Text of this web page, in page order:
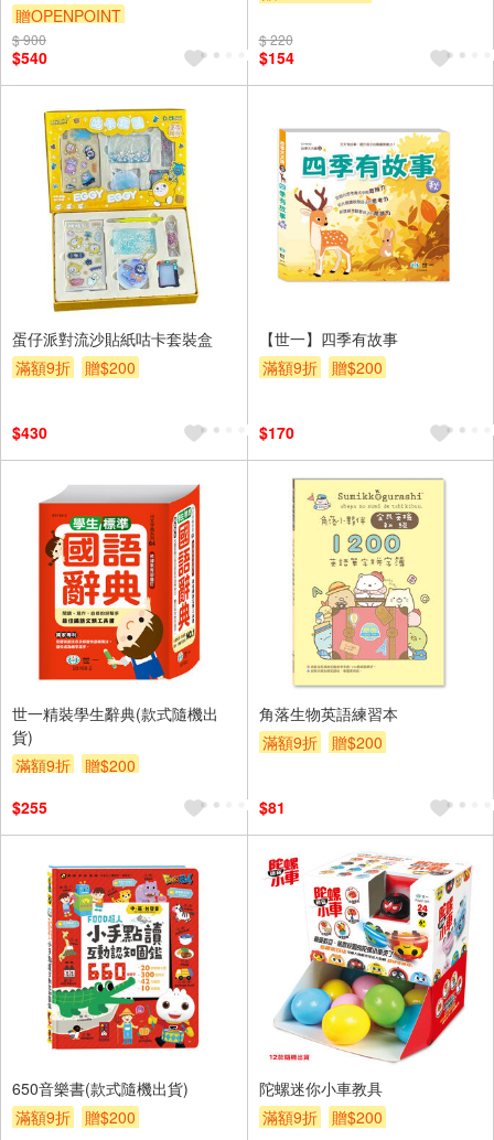
畫稻盛和夫
贈OPENPOINT
$ 900
$540
$ 220
$154
蛋仔派對流沙貼紙咕卡套裝盒
滿額9折
贈$200
$430
【世一】四季有故事
滿額9折
贈$200
$170
世一精裝學生辭典(款式隨機出
貨)
滿額9折
贈$200
$255
角落生物英語練習本
滿額9折
贈$200
$81
650音樂書(款式隨機出貨)
滿額9折
贈$200
陀螺迷你小車教具
滿額9折
贈$200